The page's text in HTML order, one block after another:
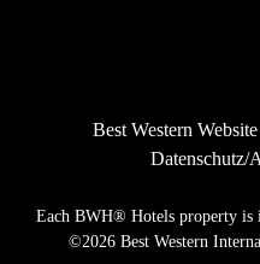
Best Western Website
Datenschutz/
Each BWH® Hotels property is
©2026 Best Western